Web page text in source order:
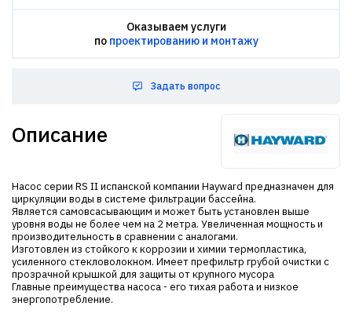
Оказываем услуги
по проектированию и монтажу
Задать вопрос
Описание
Насос серии RS II испанской компании Hayward предназначен для
циркуляции воды в системе фильтрации бассейна.
Является самовсасывающим и может быть установлен выше
уровня воды не более чем на 2 метра. Увеличенная мощность и
производительность в сравнении с аналогами.
Изготовлен из стойкого к коррозии и химии термопластика,
усиленного стекловолокном. Имеет префильтр грубой очистки с
прозрачной крышкой для защиты от крупного мусора
Главные преимущества насоса - его тихая работа и низкое
энергопотребление.